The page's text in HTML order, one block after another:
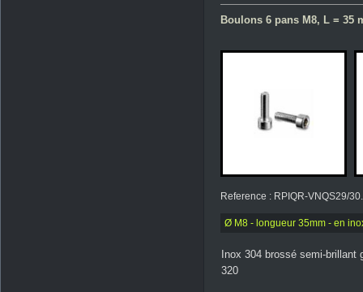
Boulons 6 pans M8, L = 35
Reference : RPIQR-VNQS29/
Ø M8 - longueur 35mm - en
Inox 304 brossé semi-brillant
320